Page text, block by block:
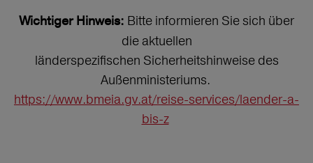
Wichtiger Hinweis: Bitte informieren Sie sich über
die aktuellen
länderspezifischen Sicherheitshinweise des
Außenministeriums.
https://www.bmeia.gv.at/reise-services/laender-a-
bis-z